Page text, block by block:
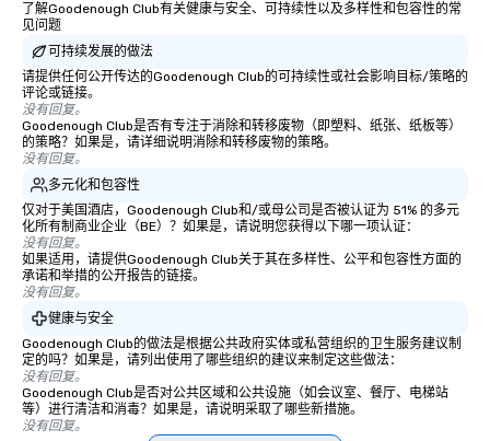
了解Goodenough Club有关健康与安全、可持续性以及多样性和包容性的常
见问题
可持续发展的做法
请提供任何公开传达的Goodenough Club的可持续性或社会影响目标/策略的
评论或链接。
没有回复。
Goodenough Club是否有专注于消除和转移废物（即塑料、纸张、纸板等）
的策略？如果是，请详细说明消除和转移废物的策略。
没有回复。
多元化和包容性
仅对于美国酒店，Goodenough Club和/或母公司是否被认证为 51% 的多元
化所有制商业企业（BE）？如果是，请说明您获得以下哪一项认证：
没有回复。
如果适用，请提供Goodenough Club关于其在多样性、公平和包容性方面的
承诺和举措的公开报告的链接。
没有回复。
健康与安全
Goodenough Club的做法是根据公共政府实体或私营组织的卫生服务建议制
定的吗？如果是，请列出使用了哪些组织的建议来制定这些做法：
没有回复。
Goodenough Club是否对公共区域和公共设施（如会议室、餐厅、电梯站
等）进行清洁和消毒？如果是，请说明采取了哪些新措施。
没有回复。